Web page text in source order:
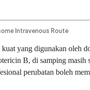
Intravenous Route
yang digunakan oleh
B, di samping
perubatan boleh